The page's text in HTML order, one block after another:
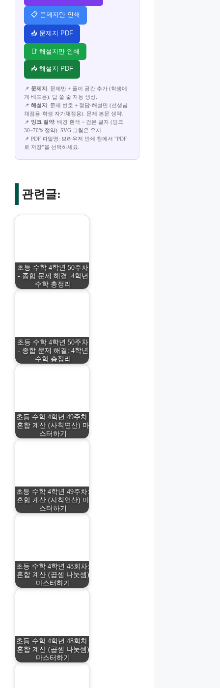
📋 문제지만 인쇄
📥 문제지 PDF
📑 해설지만 인쇄
📥 해설지 PDF
📌 문제지 : 문제만 + 풀이 공간 추가 (학생에
게 배포용). 답 쓸 줄 자동 생성.
📌 해설지 : 문제 번호 + 정답·해설만 (선생님
채점용·학생 자가채점용). 문제 본문 생략.
📌 잉크 절약: 배경 흰색 + 검은 글자 (잉크
30~70% 절약). SVG 그림은 유지.
📌 PDF 파일명: 브라우저 인쇄 창에서 “PDF
로 저장”을 선택하세요.
관련글:
초등 수학 4학년 50주차
- 종합 문제 해결: 4학년
수학 총정리
초등 수학 4학년 50주차
- 종합 문제 해결: 4학년
수학 총정리
초등 수학 4학년 49주차:
혼합 계산 (사칙연산) 마
스터하기
초등 수학 4학년 49주차:
혼합 계산 (사칙연산) 마
스터하기
초등 수학 4학년 48회차:
혼합 계산 (곱셈 나눗셈)
마스터하기
초등 수학 4학년 48회차:
혼합 계산 (곱셈 나눗셈)
마스터하기